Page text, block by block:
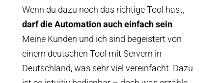
Wenn du dazu noch das richtige Tool hast,
darf die Automation auch einfach sein.
Meine Kunden und ich sind begeistert von
einem deutschen Tool mit Servern in
Deutschland, was sehr viel vereinfacht. Dazu